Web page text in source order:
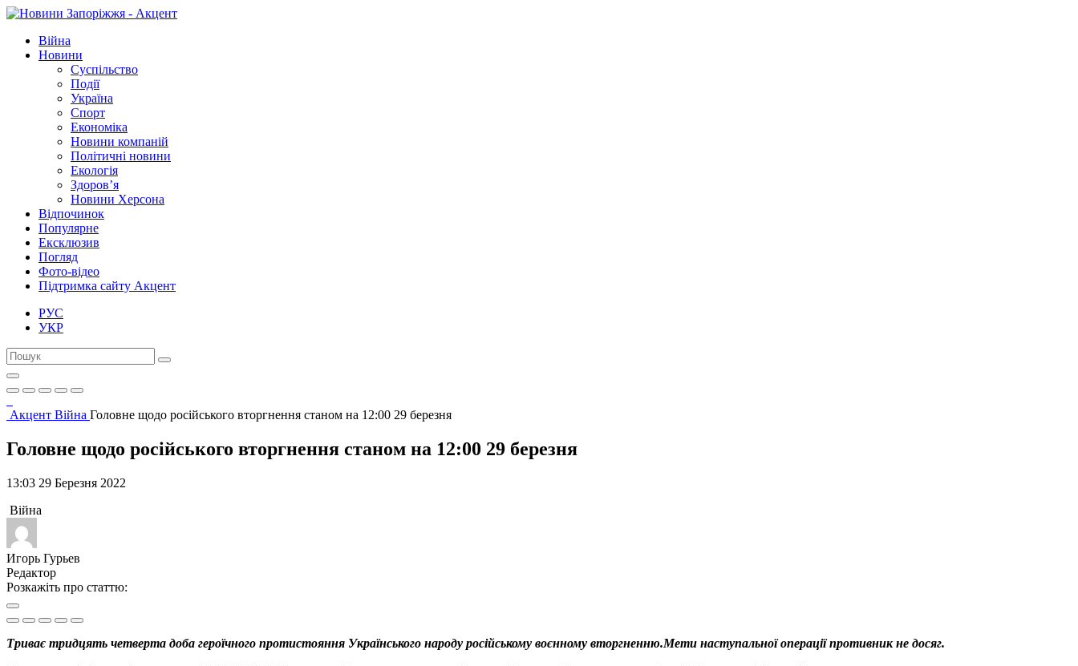
Війна
Новини
Суспільство
Події
Україна
Спорт
Економіка
Новини компаній
Політичні новини
Екологія
Здоров’я
Новини Херсона
Відпочинок
Популярне
Ексклюзив
Погляд
Фото-відео
Підтримка сайту Акцент
РУС
УКР
Акцент Війна Головне щодо російського вторгнення станом на 12:00 29 березня
Головне щодо російського вторгнення станом на 12:00 29 березня
13:03 29 Березня 2022
Війна
Игорь Гурьев
Редактор
Розкажіть про статтю:
Триває тридцять четверта доба героїчного протистояння Українського народу російському воєнному вторгненню.Мети наступальної операції противник не досяг.